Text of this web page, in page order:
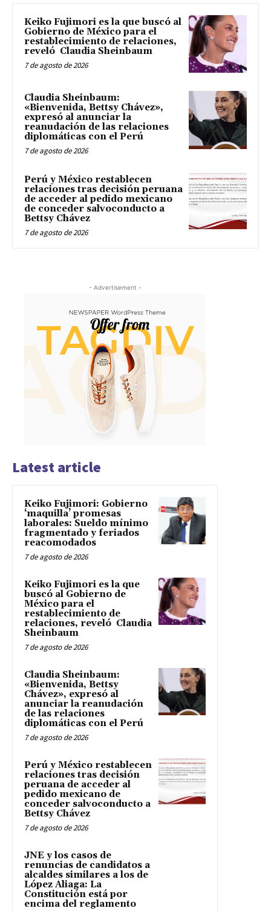
Keiko Fujimori es la que buscó al
Gobierno de México para el
restablecimiento de relaciones,
reveló Claudia Sheinbaum
7 de agosto de 2026
Claudia Sheinbaum:
«Bienvenida, Bettsy Chávez»,
expresó al anunciar la
reanudación de las relaciones
diplomáticas con el Perú
7 de agosto de 2026
Perú y México restablecen
relaciones tras decisión peruana
de acceder al pedido mexicano
de conceder salvoconducto a
Bettsy Chávez
7 de agosto de 2026
- Advertisement -
Latest article
Keiko Fujimori: Gobierno
‘maquilla’ promesas
laborales: Sueldo mínimo
fragmentado y feriados
reacomodados
7 de agosto de 2026
Keiko Fujimori es la que
buscó al Gobierno de
México para el
restablecimiento de
relaciones, reveló Claudia
Sheinbaum
7 de agosto de 2026
Claudia Sheinbaum:
«Bienvenida, Bettsy
Chávez», expresó al
anunciar la reanudación
de las relaciones
diplomáticas con el Perú
7 de agosto de 2026
Perú y México restablecen
relaciones tras decisión
peruana de acceder al
pedido mexicano de
conceder salvoconducto a
Bettsy Chávez
7 de agosto de 2026
JNE y los casos de
renuncias de candidatos a
alcaldes similares a los de
López Aliaga: La
Constitución está por
encima del reglamento